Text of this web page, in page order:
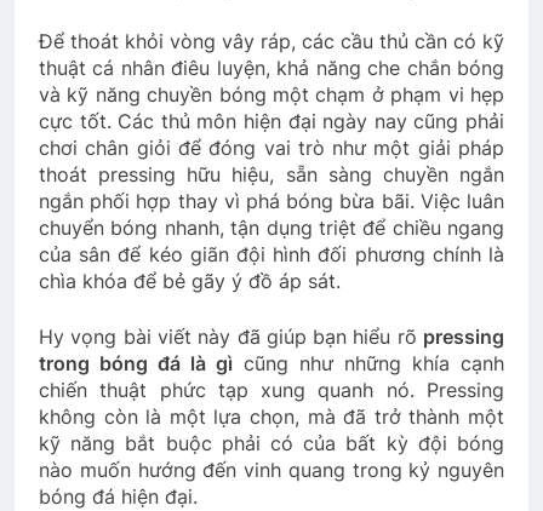
Để thoát khỏi vòng vây ráp, các cầu thủ cần có kỹ
thuật cá nhân điêu luyện, khả năng che chắn bóng
và kỹ năng chuyền bóng một chạm ở phạm vi hẹp
cực tốt. Các thủ môn hiện đại ngày nay cũng phải
chơi chân giỏi để đóng vai trò như một giải pháp
thoát pressing hữu hiệu, sẵn sàng chuyền ngắn
ngắn phối hợp thay vì phá bóng bừa bãi. Việc luân
chuyển bóng nhanh, tận dụng triệt để chiều ngang
của sân để kéo giãn đội hình đối phương chính là
chìa khóa để bẻ gãy ý đồ áp sát.
Hy vọng bài viết này đã giúp bạn hiểu rõ pressing
trong bóng đá là gì cũng như những khía cạnh
chiến thuật phức tạp xung quanh nó. Pressing
không còn là một lựa chọn, mà đã trở thành một
kỹ năng bắt buộc phải có của bất kỳ đội bóng
nào muốn hướng đến vinh quang trong kỷ nguyên
bóng đá hiện đại.